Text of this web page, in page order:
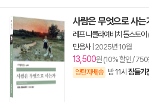
사람은 무엇으로 사는
레프 니콜라예비치 톨스토이
민음사| 2025년 10월
13,500원 (10% 할인 / 750
양탄자배송 밤 11시 잠들기